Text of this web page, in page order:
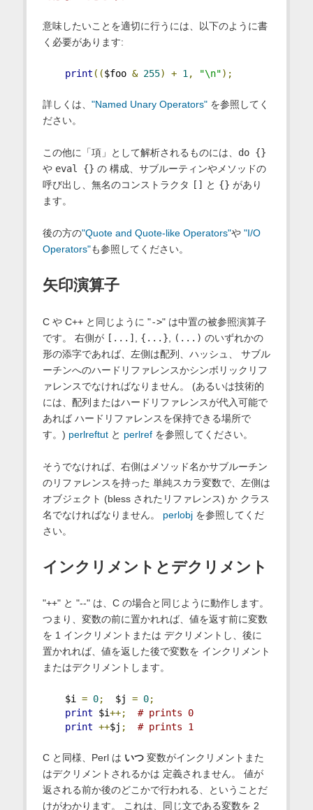
意味したいことを適切に行うには、以下のように書
く必要があります:
print (($foo & 255) + 1, "\n");
詳しくは、 "Named Unary Operators"を参照してく
ださい。
この他に「項」として解析されるものには、 do {}
や eval {} の 構成、サブルーティンやメソッドの
呼び出し、無名のコンストラクタ
[] と {} があり
ます。
後の方の"Quote and Quote-like Operators"や "I/O
Operators"も参照してください。
矢印演算子
C や C++ と同じように "->" は中置の被参照演算子
です。 右側が [...] {...} (...) のいずれかの
形の添字であれば、左側は配列、ハッシュ、 サブル
ーチンへのハードリファレンスかシンボリックリフ
ァレンスでなければなりません。 (あるいは技術的
には、配列またはハードリファレンスが代入可能で
あれば ハードリファレンスを保持できる場所で
す。) perlreftutと perlrefを参照してください。
そうでなければ、右側はメソッド名かサブルーチン
のリファレンスを持った 単純スカラ変数で、左側は
オブジェクト (bless されたリファレンス) か クラス
名でなければなりません。 perlobjを参照してくだ
さい。
インクリメントとデクリメント
"++" と "--" は、C の場合と同じように動作します。
つまり、変数の前に置かれれば、値を返す前に変数
を 1 インクリメントまたは デクリメントし、後に
置かれれば、値を返した後で変数を インクリメント
またはデクリメントします。
$i = 0; $j = 0;
print $i++;
# prints 0
print ++$j ; # prints 1
C と同様、Perl は いつ変数がインクリメントまた
はデクリメントされるかは 定義されません。 値が
返される前か後のどこかで行われる、ということだ
けがわかります。 これは、同じ文である変数を 2